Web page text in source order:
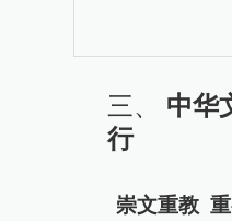
三、 中华
行
崇文重教